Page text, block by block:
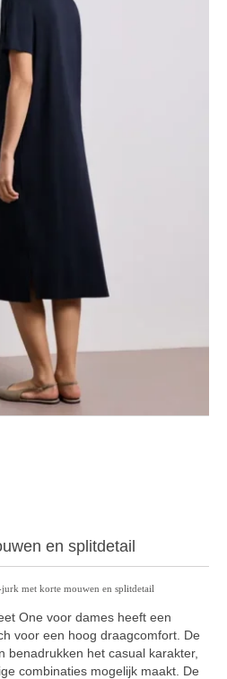
en splitdetail
met korte mouwen en splitdetail
One voor dames heeft een
voor een hoog draagcomfort. De
benadrukken het casual karakter,
combinaties mogelijk maakt. De